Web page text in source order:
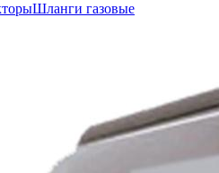
Шланги газовые